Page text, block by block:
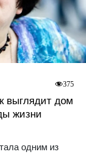
выглядит дом
жизни
одним из
375